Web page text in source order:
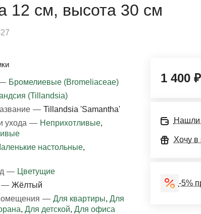
12 см, высота 30 см
Бромелиевые (Bromeliaceae)
(Tillandsia)
— Tillandsia 'Samantha'
ухода — Неприхотливые,
настольные,
— Цветущие
— Жёлтый
— Для квартиры, Для
, Для детской, Для офиса
1 400 ₽
Нашли
Хочу в
-5%